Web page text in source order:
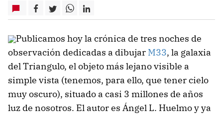
Publicamos hoy la crónica de tres noches de
observación dedicadas a dibujar M33, la galaxia
del Triangulo, el objeto más lejano visible a
simple vista (tenemos, para ello, que tener cielo
muy oscuro), situado a casi 3 millones de años
luz de nosotros. El autor es Ángel L. Huelmo y ya